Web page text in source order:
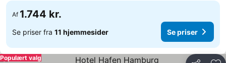
Af 1.744 kr.
Se priser fra 11 hjemmesider Se priser
Populært valg